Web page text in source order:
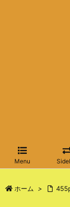
Menu
ホーム >